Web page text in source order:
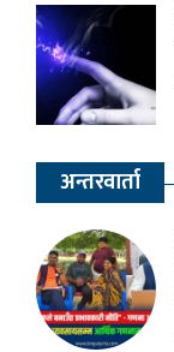
अन्तरवार्ता